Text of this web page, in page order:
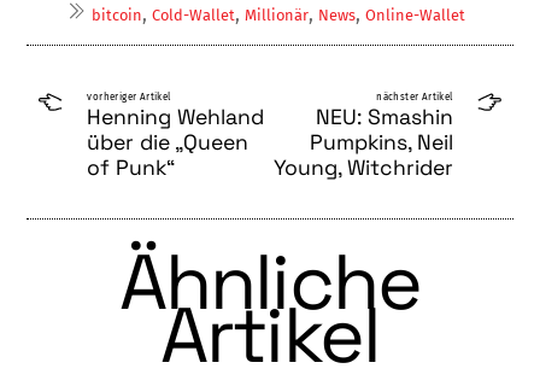
bitcoin, Cold-Wallet, Millionär, News, Online-Wallet
vorheriger Artikel
Henning Wehland
über die „Queen
of Punk“
nächster Artikel
NEU: Smashin
Pumpkins, Neil
Young, Witchrider
Ähnliche
Artikel